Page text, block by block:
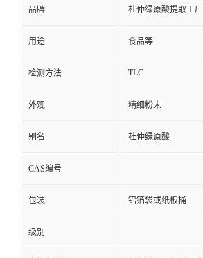
品牌 杜仲绿原酸提取工厂
用途 食品等
检测方法 TLC
外观 精细粉末
别名 杜仲绿原酸
CAS编号
包装 铝箔袋或纸板桶
级别